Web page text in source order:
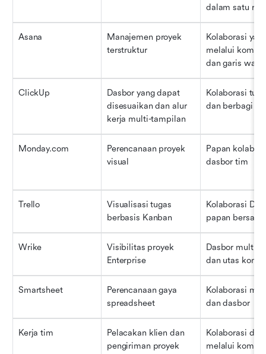
dalam satu
Asana
Manajemen proyek
terstruktur
Kolaborasi
melalui
dan garis
ClickUp
Dasbor yang dapat
disesuaikan dan alur
kerja multi-tampilan
Kolaborasi
dan berbagi
Monday.com
Perencanaan proyek
visual
Papan
dasbor tim
Trello
Visualisasi tugas
berbasis Kanban
Kolaborasi
papan
Wrike
Visibilitas proyek
Enterprise
Dasbor multi-
dan utas
Smartsheet
Perencanaan gaya
spreadsheet
Kolaborasi
dan dasbor
Kerja tim
Pelacakan klien dan
pengiriman proyek
Kolaborasi
melalui